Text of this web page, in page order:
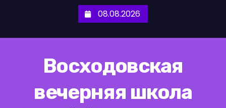
08.08.2026
Восходовская
вечерняя школа